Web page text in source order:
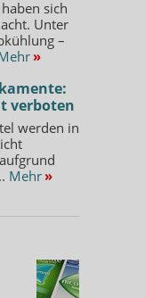
sich
Unter
–
»
verboten
werden in
Mehr »